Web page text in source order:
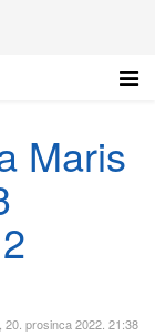
Maris
20. prosinca 2022. 21:38